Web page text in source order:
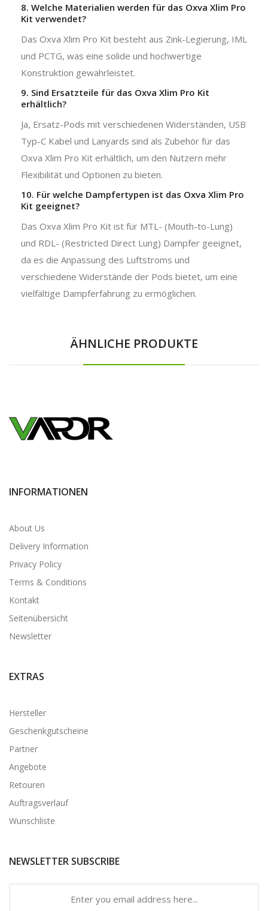
8. Welche Materialien werden für das Oxva Xlim Pro
Kit verwendet?
Das Oxva Xlim Pro Kit besteht aus Zink-Legierung, IML
und PCTG, was eine solide und hochwertige
Konstruktion gewährleistet.
9. Sind Ersatzteile für das Oxva Xlim Pro Kit
erhältlich?
Ja, Ersatz-Pods mit verschiedenen Widerständen, USB
Typ-C Kabel und Lanyards sind als Zubehör für das
Oxva Xlim Pro Kit erhältlich, um den Nutzern mehr
Flexibilität und Optionen zu bieten.
10. Für welche Dampfertypen ist das Oxva Xlim Pro
Kit geeignet?
Das Oxva Xlim Pro Kit ist für MTL- (Mouth-to-Lung)
und RDL- (Restricted Direct Lung) Dampfer geeignet,
da es die Anpassung des Luftstroms und
verschiedene Widerstände der Pods bietet, um eine
vielfältige Dampferfahrung zu ermöglichen.
ÄHNLICHE PRODUKTE
INFORMATIONEN
About Us
Delivery Information
Privacy Policy
Terms & Conditions
Kontakt
Seitenübersicht
Newsletter
EXTRAS
Hersteller
Geschenkgutscheine
Partner
Angebote
Retouren
Auftragsverlauf
Wunschliste
NEWSLETTER SUBSCRIBE